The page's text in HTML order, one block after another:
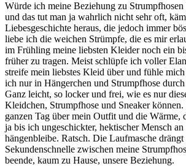
Würde ich meine Beziehung zu Strumpfhosen
und das tut man ja wahrlich nicht sehr oft,
Liebesgeschichte heraus, die jedoch immer
liebe ich die weichen Strümpfe, die es mir
im Frühling meine liebsten Kleider noch ein
früher zu tragen. Meist schlüpfe ich voller
streife mein liebstes Kleid über und fühle
ich nur in Hängerchen und Strumpfhose
Ganz leicht, so locker und frei, wie es nur
Kleidchen, Strumpfhose und Sneaker
ganzen Tag über mein Outfit und die Wärme,
ja bis ich ungeschickter, hektischer Mensch
hängenbleibe. Ratsch. Die Laufmasche drängt
Sekundenschnelle zwischen meine
beende, kaum zu Hause, unsere Beziehung.